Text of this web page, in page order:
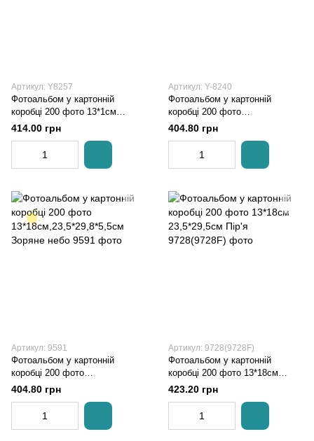
Артикул: Y8257
Фотоальбом у картонній
коробці 200 фото 13*1см
23,5*29,8*5,5см Classic
414.00 грн
Артикул: Y-8240
Фотоальбом у картонній
коробці 200 фото
13*18см,23,5*29,8*5,5см Стара
404.80 грн
Артикул: 9591
Фотоальбом у картонній
коробці 200 фото
13*18см,23,5*29,8*5,5см
Зоряне небо
404.80 грн
Артикул: 9728(9728F)
Фотоальбом у картонній
коробці 200 фото 13*18см
23,5*29,5см Пір'я
423.20 грн